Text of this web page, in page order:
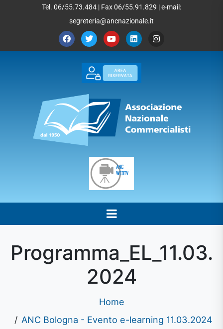
Tel. 06/55.73.484 | Fax 06/55.91.829 | e-mail:
segreteria@ancnazionale.it
Programma_EL_11.03.
2024
Home
ANC Bologna - Evento e-learning 11.03.2024